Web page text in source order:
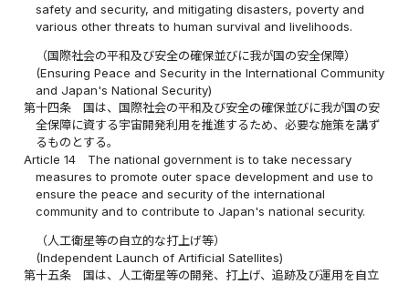
safety and security, and mitigating disasters, poverty and
various other threats to human survival and livelihoods.
（国際社会の平和及び安全の確保並びに我が国の安全保障）
(Ensuring Peace and Security in the International Community
and Japan's National Security)
第十四条
国は、国際社会の平和及び安全の確保並びに我が国の安
全保障に資する宇宙開発利用を推進するため、必要な施策を講ず
るものとする。
Article 14
The national government is to take necessary
measures to promote outer space development and use to
ensure the peace and security of the international
community and to contribute to Japan's national security.
（人工衛星等の自立的な打上げ等）
(Independent Launch of Artificial Satellites)
第十五条
国は、人工衛星等の開発、打上げ、追跡及び運用を自立